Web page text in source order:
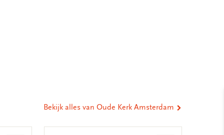
Bekijk alles van Oude Kerk Amsterdam